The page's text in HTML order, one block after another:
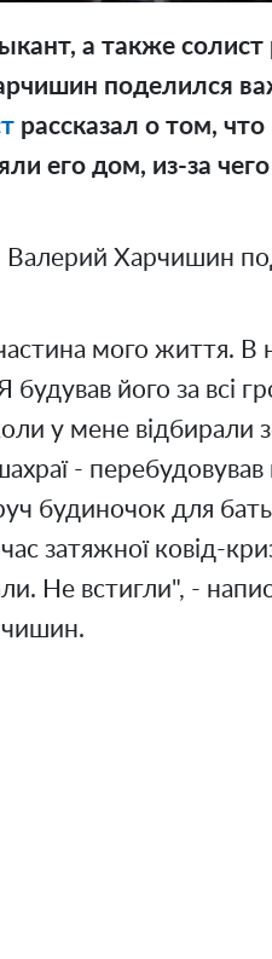
а также солист
поделился
рассказал о том, что
его дом, из-за
Харчишин
мого життя. В
будував його за всі
у мене відбирали
-
будиночок для
затяжної ковід-
Не встигли", -